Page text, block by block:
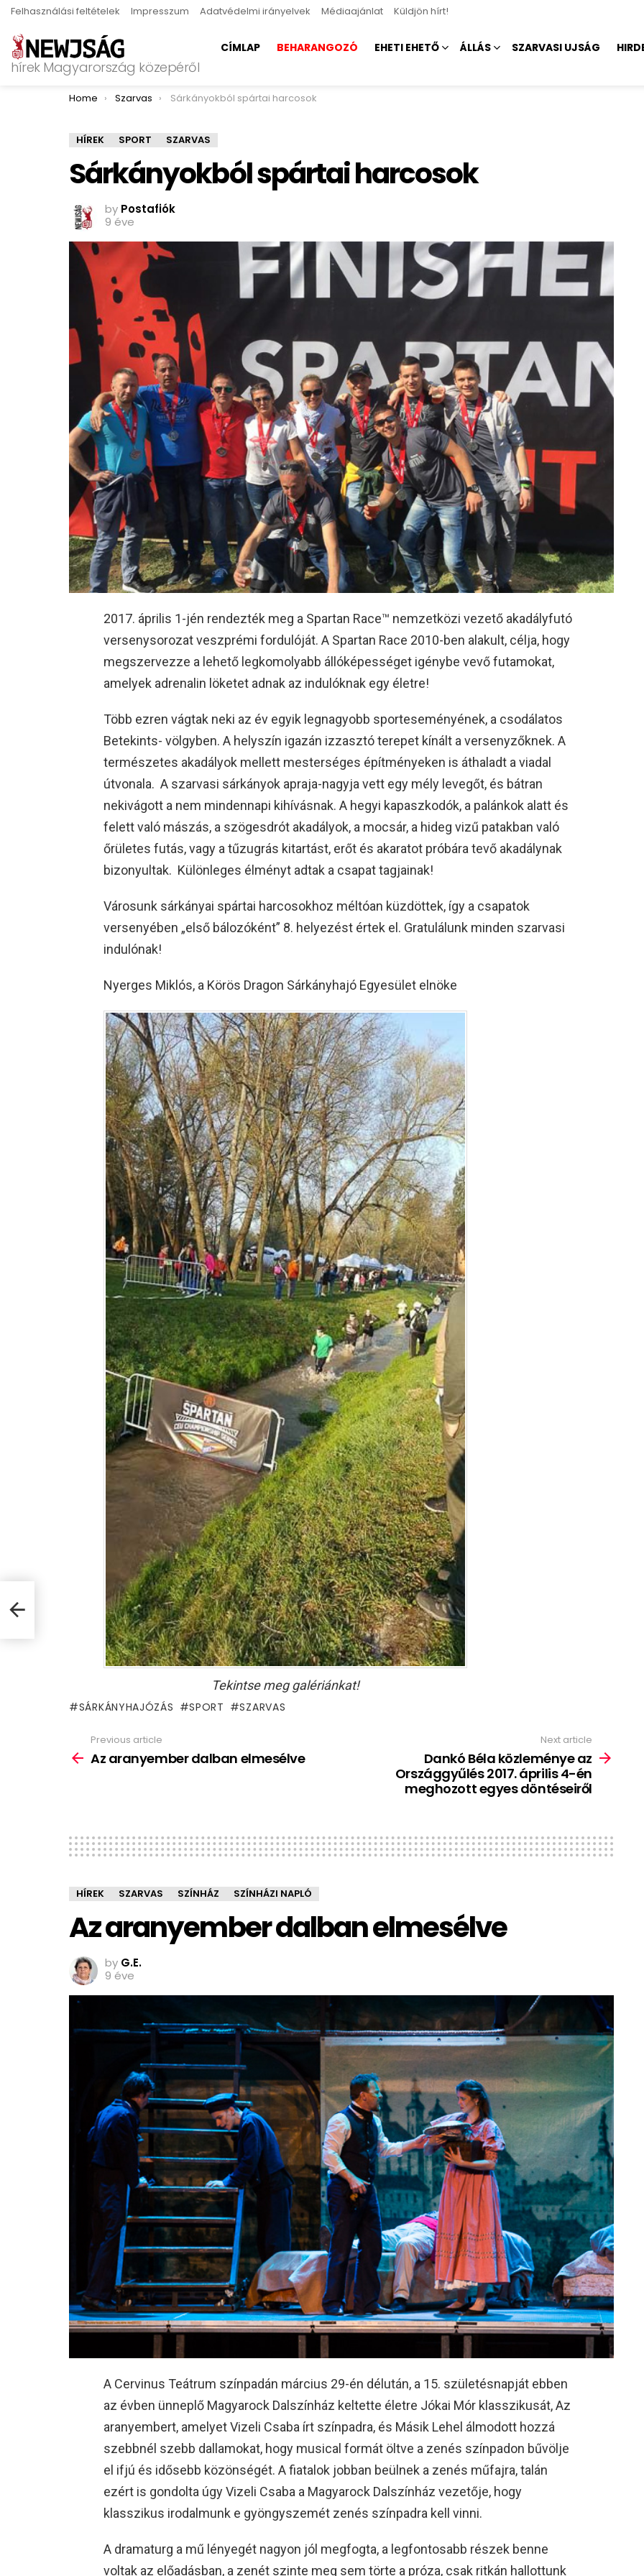
Felhasználási feltételek Impresszum Adatvédelmi irányelvek Médiaajánlat Küldjön hírt!
hírek Magyarország közepéről
CÍMLAP BEHARANGOZÓ EHETI EHETŐ ÁLLÁS SZARVASI UJSÁG
You are here:
Home Szarvas Sárkányokból spártai harcosok
HÍREK SPORT SZARVAS
Sárkányokból spártai harcosok
by Postafiók
9 éve
2017. április 1-jén rendezték meg a Spartan Race™ nemzetközi vezető akadályfutó
versenysorozat veszprémi fordulóját. A Spartan Race 2010-ben alakult, célja, hogy
megszervezze a lehető legkomolyabb állóképességet igénybe vevő futamokat,
amelyek adrenalin löketet adnak az indulóknak egy életre!
Több ezren vágtak neki az év egyik legnagyobb sporteseményének, a csodálatos
Betekints- völgyben. A helyszín igazán izzasztó terepet kínált a versenyzőknek. A
természetes akadályok mellett mesterséges építményeken is áthaladt a viadal
útvonala. A szarvasi sárkányok apraja-nagyja vett egy mély levegőt, és bátran
nekivágott a nem mindennapi kihívásnak. A hegyi kapaszkodók, a palánkok alatt és
felett való mászás, a szögesdrót akadályok, a mocsár, a hideg vizű patakban való
őrületes futás, vagy a tűzugrás kitartást, erőt és akaratot próbára tevő akadálynak
bizonyultak. Különleges élményt adtak a csapat tagjainak!
Városunk sárkányai spártai harcosokhoz méltóan küzdöttek, így a csapatok
versenyében „első bálozóként” 8. helyezést értek el. Gratulálunk minden szarvasi
indulónak!
Nyerges Miklós, a Körös Dragon Sárkányhajó Egyesület elnöke
Tekintse meg galériánkat!
SÁRKÁNYHAJÓZÁS SPORT SZARVAS
more
Previous article
Az aranyember dalban elmesélve
Next article
Dankó Béla közleménye az
Országgyűlés 2017. április 4-én
meghozott egyes döntéseiről
HÍREK SZARVAS SZÍNHÁZ SZÍNHÁZI NAPLÓ
Az aranyember dalban elmesélve
by G.E.
9 éve
A Cervinus Teátrum színpadán március 29-én délután, a 15. születésnapját ebben
az évben ünneplő Magyarock Dalszínház keltette életre Jókai Mór klasszikusát, Az
aranyembert, amelyet Vizeli Csaba írt színpadra, és Másik Lehel álmodott hozzá
szebbnél szebb dallamokat, hogy musical formát öltve a zenés színpadon bűvölje
el ifjú és idősebb közönségét. A fiatalok jobban beülnek a zenés műfajra, talán
ezért is gondolta úgy Vizeli Csaba a Magyarock Dalszínház vezetője, hogy
klasszikus irodalmunk e gyöngyszemét zenés színpadra kell vinni.
A dramaturg a mű lényegét nagyon jól megfogta, a legfontosabb részek benne
voltak az előadásban, a zenét szinte meg sem törte a próza, csak ritkán hallottunk